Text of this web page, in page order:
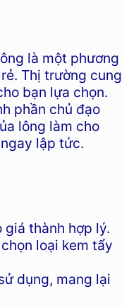
là một phương
Thị trường cung
bạn lựa chọn.
phần chủ đạo
lông làm cho
lập tức.
thành hợp lý.
loại kem tẩy
dụng, mang lại